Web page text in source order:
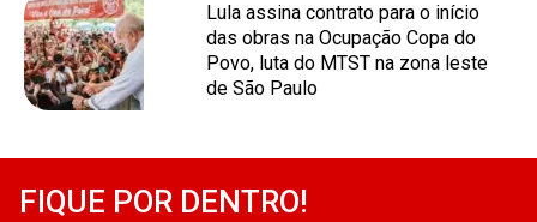
Lula assina contrato para o início
das obras na Ocupação Copa do
Povo, luta do MTST na zona leste
de São Paulo
FIQUE POR DENTRO!